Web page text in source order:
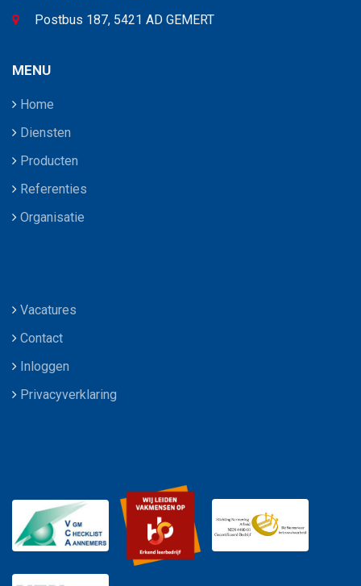
Postbus 187, 5421 AD GEMERT
MENU
Home
Diensten
Producten
Referenties
Organisatie
Vacatures
Contact
Inloggen
Privacyverklaring